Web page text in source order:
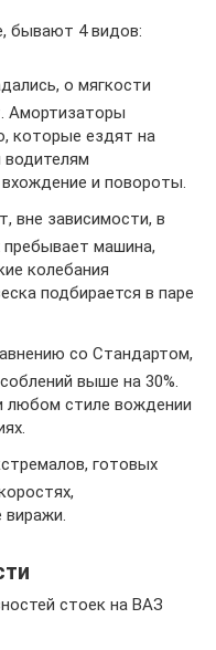
бывают 4 видов:
о мягкости
Амортизаторы
которые ездят на
водителям
и повороты.
вне зависимости, в
пребывает машина,
колебания
подбирается в паре
со Стандартом,
выше на 30%.
любом стиле вождении
готовых
стоек на ВАЗ